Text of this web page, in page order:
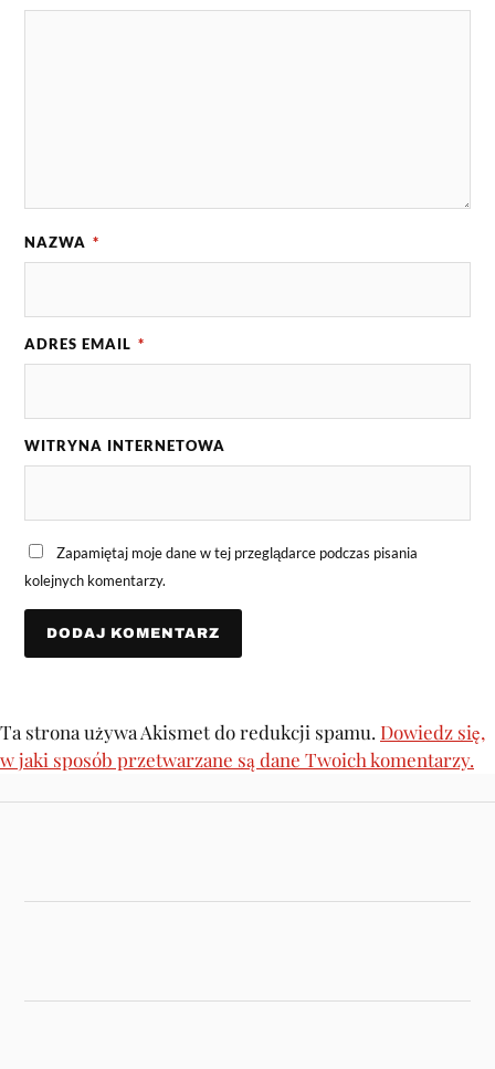
NAZWA *
ADRES EMAIL *
WITRYNA INTERNETOWA
Zapamiętaj moje dane w tej przeglądarce podczas pisania
kolejnych komentarzy.
Ta strona używa Akismet do redukcji spamu. Dowiedz się,
w jaki sposób przetwarzane są dane Twoich komentarzy.